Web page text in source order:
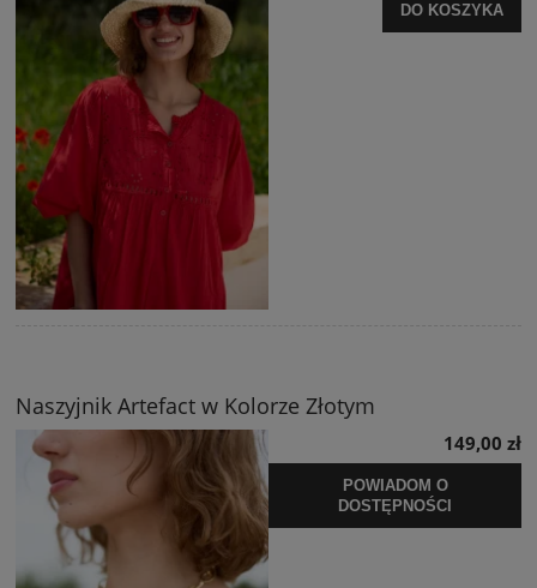
DO KOSZYKA
Naszyjnik Artefact w Kolorze Złotym
149,00 zł
POWIADOM O
DOSTĘPNOŚCI